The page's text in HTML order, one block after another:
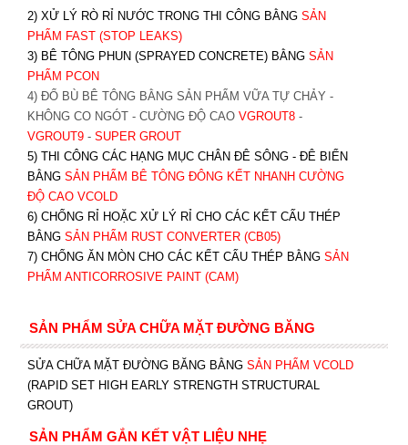
2) XỬ LÝ RÒ RỈ NƯỚC TRONG THI CÔNG BẰNG SẢN
PHẨM FAST (STOP LEAKS)
3) BÊ TÔNG PHUN (SPRAYED CONCRETE) BẰNG SẢN
PHẨM PCON
4) ĐỔ BÙ BÊ TÔNG BẰNG SẢN PHẨM VỮA TỰ CHẢY -
KHÔNG CO NGÓT - CƯỜNG ĐỘ CAO VGROUT8-
VGROUT9- SUPER GROUT
5) THI CÔNG CÁC HẠNG MỤC CHÂN ĐÊ SÔNG - ĐÊ BIỂN
BẰNG SẢN PHẨM BÊ TÔNG ĐÔNG KẾT NHANH CƯỜNG
ĐỘ CAO VCOLD
6) CHỐNG RỈ HOẶC XỬ LÝ RỈ CHO CÁC KẾT CẤU THÉP
BẰNG SẢN PHẨM RUST CONVERTER (CB05)
7) CHỐNG ĂN MÒN CHO CÁC KẾT CẤU THÉP BẰNG SẢN
PHẨM ANTICORROSIVE PAINT (CAM)
SẢN PHẨM SỬA CHỮA MẶT ĐƯỜNG BĂNG
SỬA CHỮA MẶT ĐƯỜNG BĂNG BẰNG SẢN PHẨM VCOLD
(RAPID SET HIGH EARLY STRENGTH STRUCTURAL
GROUT)
SẢN PHẨM GẮN KẾT VẬT LIỆU NHẸ